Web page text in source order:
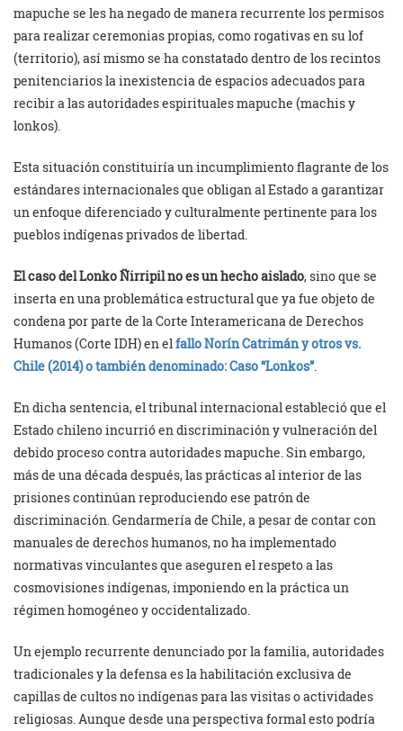
mapuche se les ha negado de manera recurrente los permisos
para realizar ceremonias propias, como rogativas en su lof
(territorio), así mismo se ha constatado dentro de los recintos
penitenciarios la inexistencia de espacios adecuados para
recibir a las autoridades espirituales mapuche (machis y
lonkos).
Esta situación constituiría un incumplimiento flagrante de los
estándares internacionales que obligan al Estado a garantizar
un enfoque diferenciado y culturalmente pertinente para los
pueblos indígenas privados de libertad.
El caso del Lonko Ñirripil no es un hecho aislado, sino que se
inserta en una problemática estructural que ya fue objeto de
condena por parte de la Corte Interamericana de Derechos
Humanos (Corte IDH) en el fallo Norín Catrimán y otros vs.
Chile (2014) o también denominado: Caso “Lonkos”.
En dicha sentencia, el tribunal internacional estableció que el
Estado chileno incurrió en discriminación y vulneración del
debido proceso contra autoridades mapuche. Sin embargo,
más de una década después, las prácticas al interior de las
prisiones continúan reproduciendo ese patrón de
discriminación. Gendarmería de Chile, a pesar de contar con
manuales de derechos humanos, no ha implementado
normativas vinculantes que aseguren el respeto a las
cosmovisiones indígenas, imponiendo en la práctica un
régimen homogéneo y occidentalizado.
Un ejemplo recurrente denunciado por la familia, autoridades
tradicionales y la defensa es la habilitación exclusiva de
capillas de cultos no indígenas para las visitas o actividades
religiosas. Aunque desde una perspectiva formal esto podría